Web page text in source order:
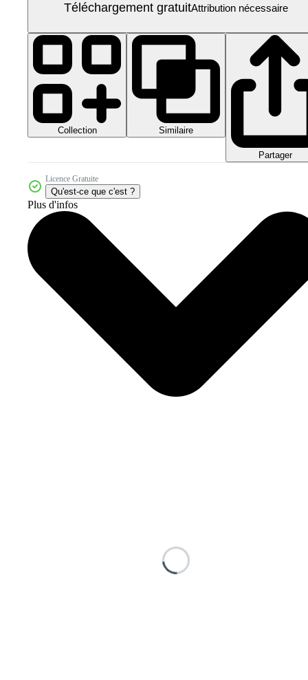
Téléchargement gratuitAttribution nécessaire
Collection Similaire
Partager
Licence Gratuite
Qu'est-ce que c'est ?
Plus d'infos